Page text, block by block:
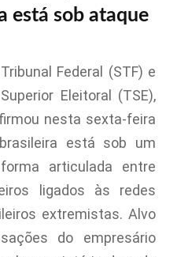
está sob ataque
Federal (STF) e
Eleitoral (TSE),
nesta sexta-feira
está sob um
articulada entre
ligados às redes
extremistas. Alvo
do empresário